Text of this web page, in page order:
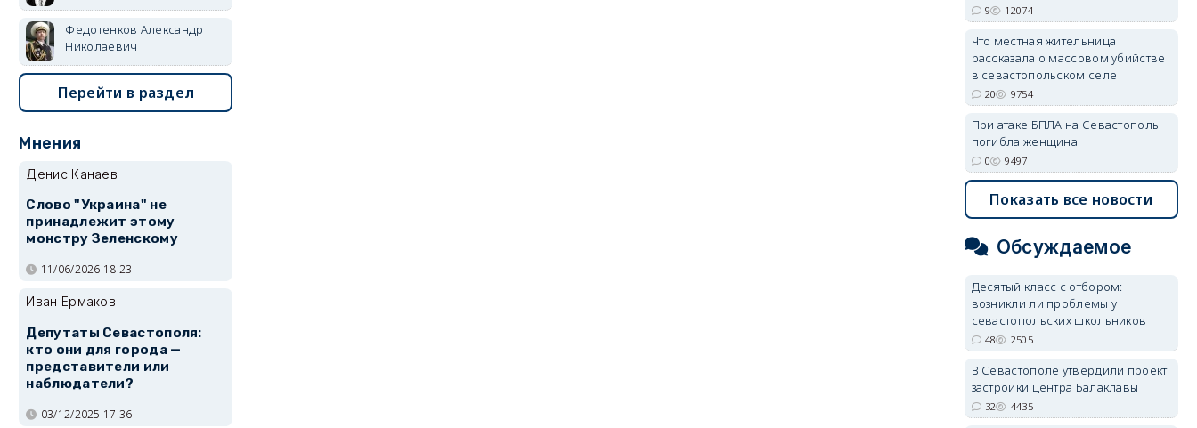
Федотенков Александр
Николаевич
Перейти в раздел
Мнения
Денис Канаев
Слово "Украина" не
принадлежит этому
монстру Зеленскому
11/06/2026 18:23
Иван Ермаков
Депутаты Севастополя:
кто они для города —
представители или
наблюдатели?
03/12/2025 17:36
9 12074
Что местная жительница
рассказала о массовом убийстве
в севастопольском селе
20 9754
При атаке БПЛА на Севастополь
погибла женщина
0 9497
Показать все новости
Обсуждаемое
Десятый класс с отбором:
возникли ли проблемы у
севастопольских школьников
48 2505
В Севастополе утвердили проект
застройки центра Балаклавы
32 4435